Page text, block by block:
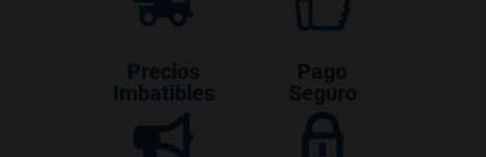
Precios
Imbatibles
Pago
Seguro